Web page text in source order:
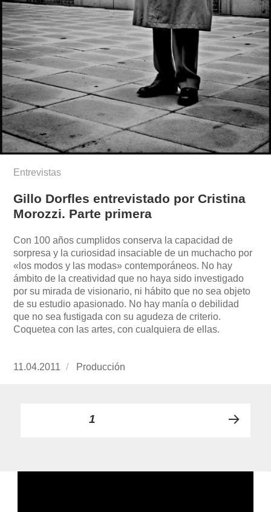
Entrevistas
Gillo Dorfles entrevistado por Cristina
Morozzi. Parte primera
Con 100 años cumplidos conserva la capacidad de
sorpresa y la curiosidad insaciable de un muchacho por
«los modos y las modas» contemporáneos. No hay
ámbito de la creatividad que no haya sido investigado
por su mirada de visionario, ni hábito que no sea objeto
de su estudio apasionado. No hay manía o debilidad
que no sea fustigada con su agudeza de criterio.
Coquetea con las artes, con cualquiera de ellas.
Publicado
11.04.2011 https://www.experimenta.es/author/
Producción
Paginación
entradas
PÁGINA1